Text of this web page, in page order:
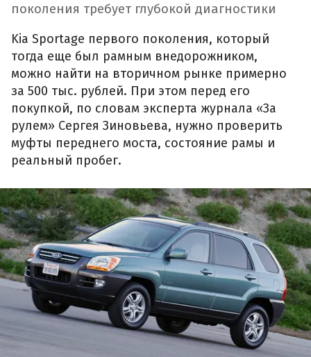
поколения требует глубокой диагностики
Kia Sportage первого поколения, который
тогда еще был рамным внедорожником,
можно найти на вторичном рынке примерно
за 500 тыс. рублей. При этом перед его
покупкой, по словам эксперта журнала «За
рулем» Сергея Зиновьева, нужно проверить
муфты переднего моста, состояние рамы и
реальный пробег.